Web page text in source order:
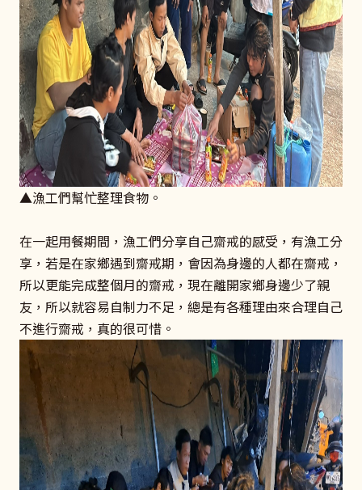
▲漁工們幫忙整理食物。
在一起用餐期間，漁工們分享自己齋戒的感受，有漁工分
享，若是在家鄉遇到齋戒期，會因為身邊的人都在齋戒，
所以更能完成整個月的齋戒，現在離開家鄉身邊少了親
友，所以就容易自制力不足，總是有各種理由來合理自己
不進行齋戒，真的很可惜。